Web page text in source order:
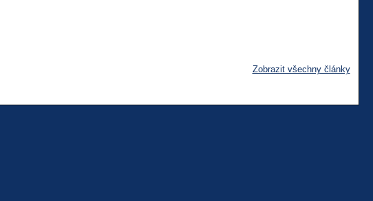
Zobrazit všechny články